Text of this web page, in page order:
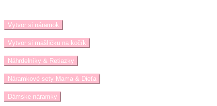
Vytvor si náramok
Vytvor si mašličku na kočík
Náhrdelníky & Retiazky
Náramkové sety Mama & Dieťa
Dámske náramky